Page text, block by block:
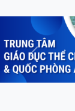
Previous